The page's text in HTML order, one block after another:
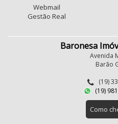
Webmail
Gestão Real
Baronesa
Avenida
Barão
(19)
(19)
Como